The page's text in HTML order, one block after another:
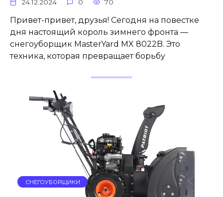
24.12.2024 0 70
Привет-привет, друзья! Сегодня на повестке
дня настоящий король зимнего фронта —
снегоуборщик MasterYard MX 8022B. Это
техника, которая превращает борьбу
СНЕГОУБОРЩИКИ